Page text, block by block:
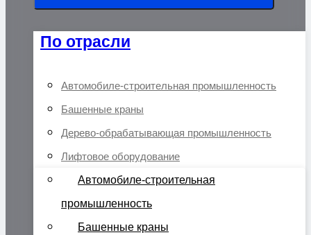
По отрасли
Автомобиле-строительная промышленность
Башенные краны
Дерево-обрабатывающая промышленность
Лифтовое оборудование
Автомобиле-строительная
промышленность
Башенные краны